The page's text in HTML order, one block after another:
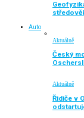
Auto
Aktuálně
Český
Aktuálně
Řidiče v